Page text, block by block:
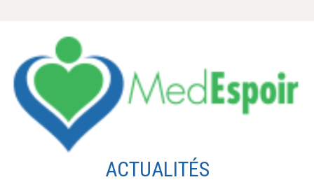
contenu
ACTUALITÉS